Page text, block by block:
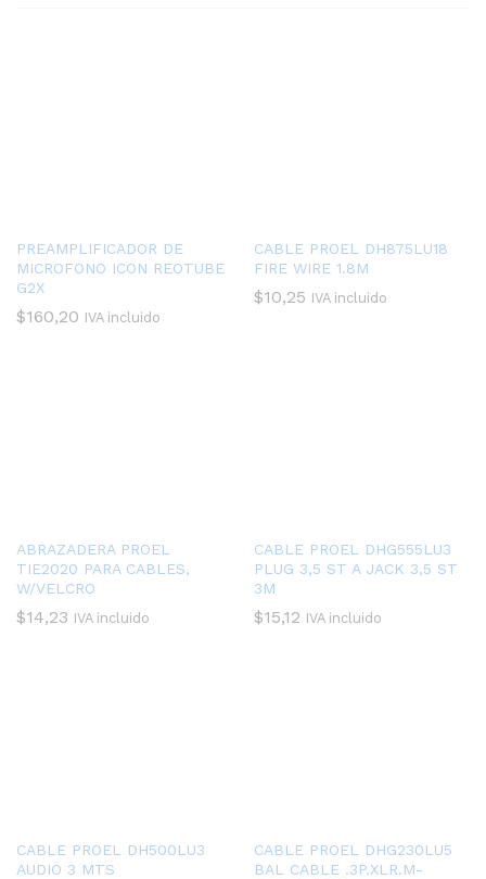
PREAMPLIFICADOR DE
MICROFONO ICON REOTUBE
G2X
$160,20 IVA incluido
CABLE PROEL DH875LU18
FIRE WIRE 1.8M
$10,25 IVA incluido
ABRAZADERA PROEL
TIE2020 PARA CABLES,
W/VELCRO
$14,23 IVA incluido
CABLE PROEL DHG555LU3
PLUG 3,5 ST A JACK 3,5 ST
3M
$15,12 IVA incluido
CABLE PROEL DH500LU3
AUDIO 3 MTS
CABLE PROEL DHG230LU5
BAL CABLE .3P.XLR.M-